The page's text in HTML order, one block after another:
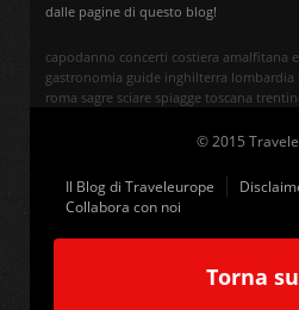
dalle pagine di questo blog!
capodanno concerti costiera amalfitana
gastronomia guide inghilterra lombardia
roma sagre sciare spiagge toscana
© 2015
Il Blog di Traveleurope
Collabora con noi
Torna